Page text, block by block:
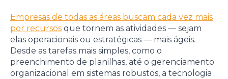
Empresas de todas as áreas buscam cada vez mais
por recursos que tornem as atividades — sejam
elas operacionais ou estratégicas — mais ágeis.
Desde as tarefas mais simples, como o
preenchimento de planilhas, até o gerenciamento
organizacional em sistemas robustos, a tecnologia